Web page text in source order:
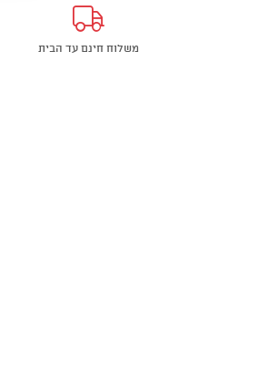
שינה
Outdoor
Negev
משלוח חינם עד הבית